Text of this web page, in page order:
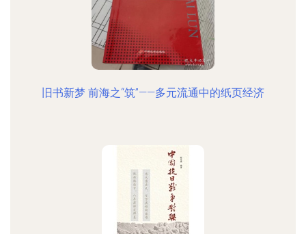
旧书新梦 前海之“筑”——多元流通中的纸页经济